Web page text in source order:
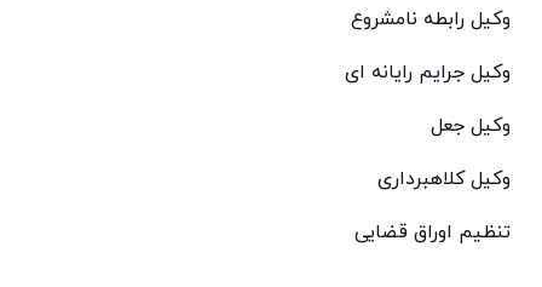
وکیل رابطه نامشروع
وکیل جرایم رایانه ای
وکیل جعل
وکیل کلاهبرداری
تنظیم اوراق قضایی